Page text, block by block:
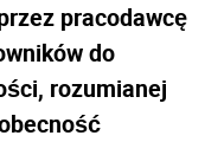
pracodawcę
do
rozumianej